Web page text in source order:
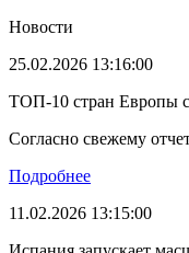
Новости
25.02.2026 13:16:00
ТОП-10 стран Европы
Согласно свежему
Подробнее
11.02.2026 13:15:00